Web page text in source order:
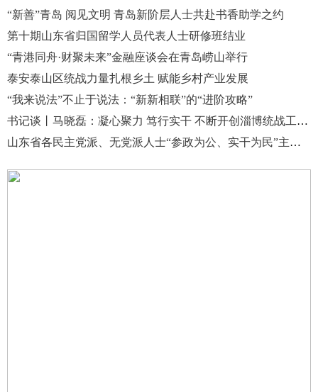
“新善”青岛 阅见文明 青岛新阶层人士共赴书香助学之约
第十期山东省归国留学人员代表人士研修班结业
“青港同舟·财聚未来”金融座谈会在青岛崂山举行
泰安泰山区统战力量扎根乡土 赋能乡村产业发展
“我来说法”不止于说法：“新新相联”的“进阶攻略”
书记谈丨马晓磊：凝心聚力 笃行实干 不断开创淄博统战工作高质量发展新局面
山东省各民主党派、无党派人士“参政为公、实干为民”主题教育动员会召开